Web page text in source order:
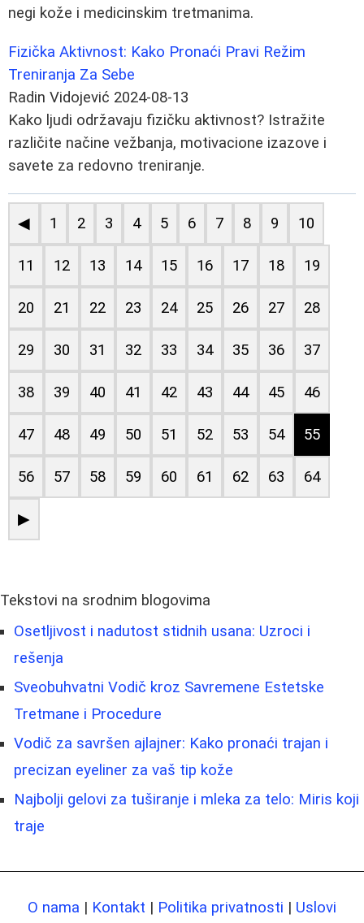
negi kože i medicinskim tretmanima.
Fizička Aktivnost: Kako Pronaći Pravi Režim
Treniranja Za Sebe
Radin Vidojević 2024-08-13
Kako ljudi održavaju fizičku aktivnost? Istražite
različite načine vežbanja, motivacione izazove i
savete za redovno treniranje.
◀ 1 2 3 4 5 6 7 8 9 10
11 12 13 14 15 16 17 18 19
20 21 22 23 24 25 26 27 28
29 30 31 32 33 34 35 36 37
38 39 40 41 42 43 44 45 46
47 48 49 50 51 52 53 54 55
56 57 58 59 60 61 62 63 64
▶
Tekstovi na srodnim blogovima
Osetljivost i nadutost stidnih usana: Uzroci i
rešenja
Sveobuhvatni Vodič kroz Savremene Estetske
Tretmane i Procedure
Vodič za savršen ajlajner: Kako pronaći trajan i
precizan eyeliner za vaš tip kože
Najbolji gelovi za tuširanje i mleka za telo: Miris koji
traje
O nama | Kontakt | Politika privatnosti | Uslovi